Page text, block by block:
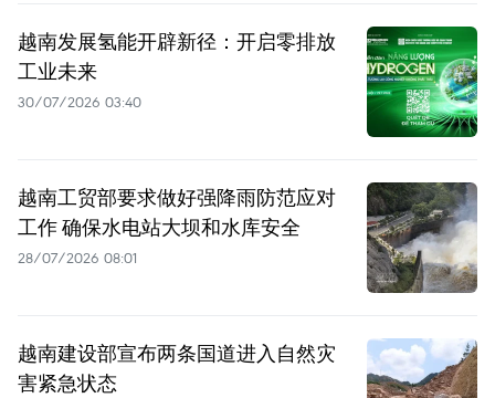
越南发展氢能开辟新径：开启零排放
工业未来
30/07/2026 03:40
越南工贸部要求做好强降雨防范应对
工作 确保水电站大坝和水库安全
28/07/2026 08:01
越南建设部宣布两条国道进入自然灾
害紧急状态